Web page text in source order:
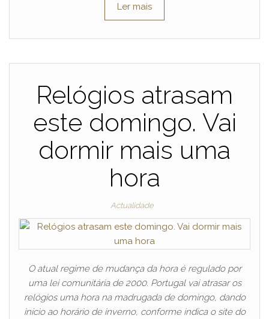
Ler mais
Relógios atrasam
este domingo. Vai
dormir mais uma
hora
Actualidade
O atual regime de mudança da hora é regulado por
uma lei comunitária de 2000. Portugal vai atrasar os
relógios uma hora na madrugada de domingo, dando
início ao horário de inverno, conforme indica o site do